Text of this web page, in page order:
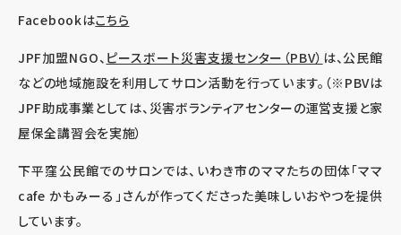
Facebookはこちら
JPF加盟NGO、 ピースボート災害支援センター（PBV） は、公民館
などの地域施設を利用してサロン活動を行っています。（※PBVは
JPF助成事業としては、災害ボランティアセンターの運営支援と家
屋保全講習会を実施）
下平窪公民館でのサロンでは、いわき市のママたちの団体「ママ
cafe かもみーる」さんが作ってくださった美味しいおやつを提供
しています。